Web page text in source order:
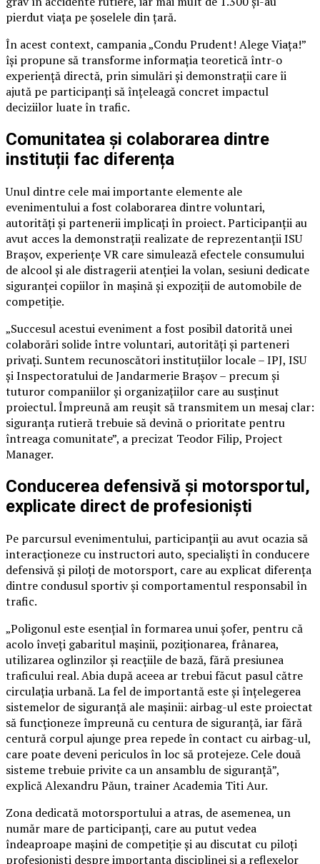
pierdut viața pe șoselele din țară.
În acest context, campania „Condu Prudent! Alege Viața!”
își propune să transforme informația teoretică într-o
experiență directă, prin simulări și demonstrații care îi
ajută pe participanți să înțeleagă concret impactul
deciziilor luate în trafic.
Comunitatea și colaborarea dintre
instituții fac diferența
Unul dintre cele mai importante elemente ale
evenimentului a fost colaborarea dintre voluntari,
autorități și partenerii implicați în proiect. Participanții au
avut acces la demonstrații realizate de reprezentanții ISU
Brașov, experiențe VR care simulează efectele consumului
de alcool și ale distragerii atenției la volan, sesiuni dedicate
siguranței copiilor în mașină și expoziții de automobile de
competiție.
„Succesul acestui eveniment a fost posibil datorită unei
colaborări solide între voluntari, autorități și parteneri
privați. Suntem recunoscători instituțiilor locale – IPJ, ISU
și Inspectoratului de Jandarmerie Brașov – precum și
tuturor companiilor și organizațiilor care au susținut
proiectul. Împreună am reușit să transmitem un mesaj clar:
siguranța rutieră trebuie să devină o prioritate pentru
întreaga comunitate”, a precizat Teodor Filip, Project
Manager.
Conducerea defensivă și motorsportul,
explicate direct de profesioniști
Pe parcursul evenimentului, participanții au avut ocazia să
interacționeze cu instructori auto, specialiști în conducere
defensivă și piloți de motorsport, care au explicat diferența
dintre condusul sportiv și comportamentul responsabil în
trafic.
„Poligonul este esențial în formarea unui șofer, pentru că
acolo înveți gabaritul mașinii, poziționarea, frânarea,
utilizarea oglinzilor și reacțiile de bază, fără presiunea
traficului real. Abia după aceea ar trebui făcut pasul către
circulația urbană. La fel de importantă este și înțelegerea
sistemelor de siguranță ale mașinii: airbag-ul este proiectat
să funcționeze împreună cu centura de siguranță, iar fără
centură corpul ajunge prea repede în contact cu airbag-ul,
care poate deveni periculos în loc să protejeze. Cele două
sisteme trebuie privite ca un ansamblu de siguranță”,
explică Alexandru Păun, trainer Academia Titi Aur.
Zona dedicată motorsportului a atras, de asemenea, un
număr mare de participanți, care au putut vedea
îndeaproape mașini de competiție și au discutat cu piloți
profesioniști despre importanța disciplinei și a reflexelor